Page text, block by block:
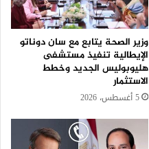
وزير الصحة يتابع مع سان دوناتو
الإيطالية تنفيذ مستشفى
هليوبوليس الجديد وخطط
الاستثمار
5 أغسطس، 2026